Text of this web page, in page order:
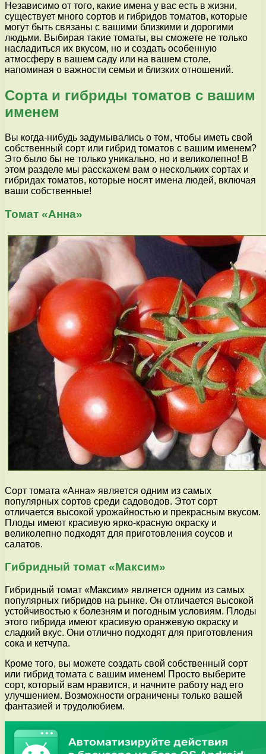
Независимо от того, какие имена у вас есть в жизни,
существует много сортов и гибридов томатов, которые
могут быть связаны с вашими близкими и дорогими
людьми. Выбирая такие томаты, вы сможете не только
насладиться их вкусом, но и создать особенную
атмосферу в вашем саду или на вашем столе,
напоминая о важности семьи и близких отношений.
Сорта и гибриды томатов с вашим
именем
Вы когда-нибудь задумывались о том, чтобы иметь свой
собственный сорт или гибрид томатов с вашим именем?
Это было бы не только уникально, но и великолепно! В
этом разделе мы расскажем вам о нескольких сортах и
гибридах томатов, которые носят имена людей, включая
ваши собственные!
Томат «Анна»
Сорт томата «Анна» является одним из самых
популярных сортов среди садоводов. Этот сорт
отличается высокой урожайностью и прекрасным вкусом.
Плоды имеют красивую ярко-красную окраску и
великолепно подходят для приготовления соусов и
салатов.
Гибридный томат «Максим»
Гибридный томат «Максим» является одним из самых
популярных гибридов на рынке. Он отличается высокой
устойчивостью к болезням и погодным условиям. Плоды
этого гибрида имеют красивую оранжевую окраску и
сладкий вкус. Они отлично подходят для приготовления
сока и кетчупа.
Кроме того, вы можете создать свой собственный сорт
или гибрид томата с вашим именем! Просто выберите
сорт, который вам нравится, и начните работу над его
улучшением. Возможности ограничены только вашей
фантазией и трудолюбием.